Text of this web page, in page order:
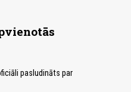
pasludināts par